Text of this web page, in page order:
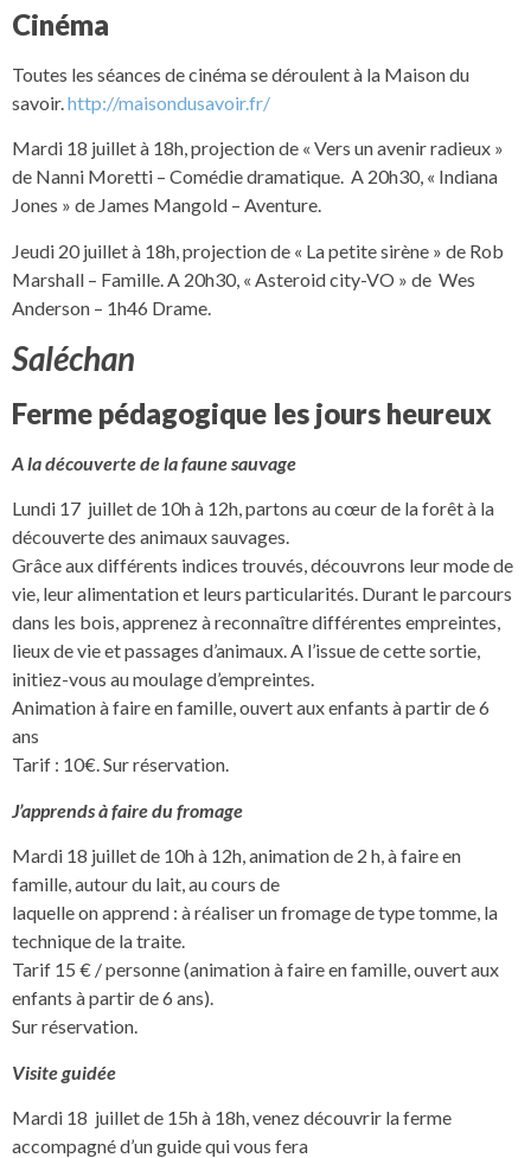
Cinéma
Toutes les séances de cinéma se déroulent à la Maison du
savoir. http://maisondusavoir.fr/
Mardi 18 juillet à 18h, projection de « Vers un avenir radieux »
de Nanni Moretti – Comédie dramatique. A 20h30, « Indiana
Jones » de James Mangold – Aventure.
Jeudi 20 juillet à 18h, projection de « La petite sirène » de Rob
Marshall – Famille. A 20h30, « Asteroid city-VO » de Wes
Anderson – 1h46 Drame.
Saléchan
Ferme pédagogique les jours heureux
A la découverte de la faune sauvage
Lundi 17 juillet de 10h à 12h, partons au cœur de la forêt à la
découverte des animaux sauvages.
Grâce aux différents indices trouvés, découvrons leur mode de
vie, leur alimentation et leurs particularités. Durant le parcours
dans les bois, apprenez à reconnaître différentes empreintes,
lieux de vie et passages d’animaux. A l’issue de cette sortie,
initiez-vous au moulage d’empreintes.
Animation à faire en famille, ouvert aux enfants à partir de 6
ans
Tarif : 10€. Sur réservation.
J’apprends à faire du fromage
Mardi 18 juillet de 10h à 12h, animation de 2 h, à faire en
famille, autour du lait, au cours de
laquelle on apprend : à réaliser un fromage de type tomme, la
technique de la traite.
Tarif 15 € / personne (animation à faire en famille, ouvert aux
enfants à partir de 6 ans).
Sur réservation.
Visite guidée
Mardi 18 juillet de 15h à 18h, venez découvrir la ferme
accompagné d’un guide qui vous fera